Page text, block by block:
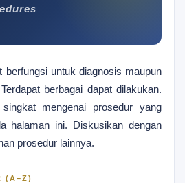
berfungsi untuk diagnosis maupun
berbagai dapat dilakukan.
mengenai prosedur yang
halaman ini. Diskusikan dengan
prosedur lainnya.
(A–Z)